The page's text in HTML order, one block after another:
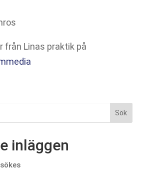
från Linas praktik på
inläggen